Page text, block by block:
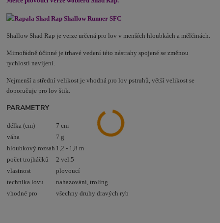
Shallow Shad Rap je verze určená pro lov v menších hloubkách a mělčinách.
Mimořádně účinné je trhavé vedení této nástrahy spojené se změnou
rychlosti navíjení.
Nejmenší a střední velikost je vhodná pro lov pstruhů, větší velikost se
doporučuje pro lov štik.
PARAMETRY
délka (cm)
7 cm
váha
7 g
hloubkový rozsah 1,2 - 1,8 m
počet trojháčků
2 vel.5
vlastnost
plovoucí
technika lovu
nahazování, troling
vhodné pro
všechny druhy dravých ryb